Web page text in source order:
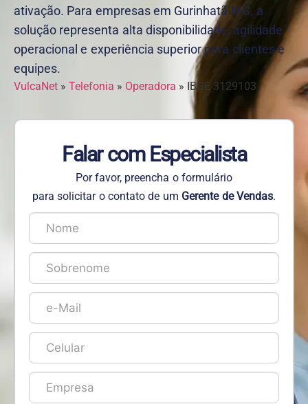
ativação. Para empresas em Gurinhatã-MG, a
solução representa alta disponibilidade, agilidade
operacional e experiência superior para clientes e
equipes.
VulcaNet » Telefonia » Operadora » IBGE 3129103
Falar com Especialista
Por favor, preencha o formulário
para solicitar o contato de um Gerente de Vendas.